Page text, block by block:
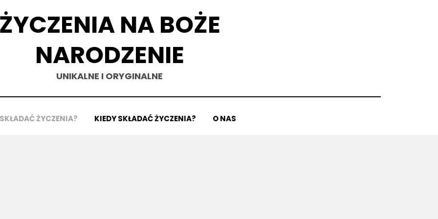
ŻYCZENIA NA BOŻE
NARODZENIE
UNIKALNE I ORYGINALNE
ŻYCZENIA? KIEDY SKŁADAĆ ŻYCZENIA? O NAS